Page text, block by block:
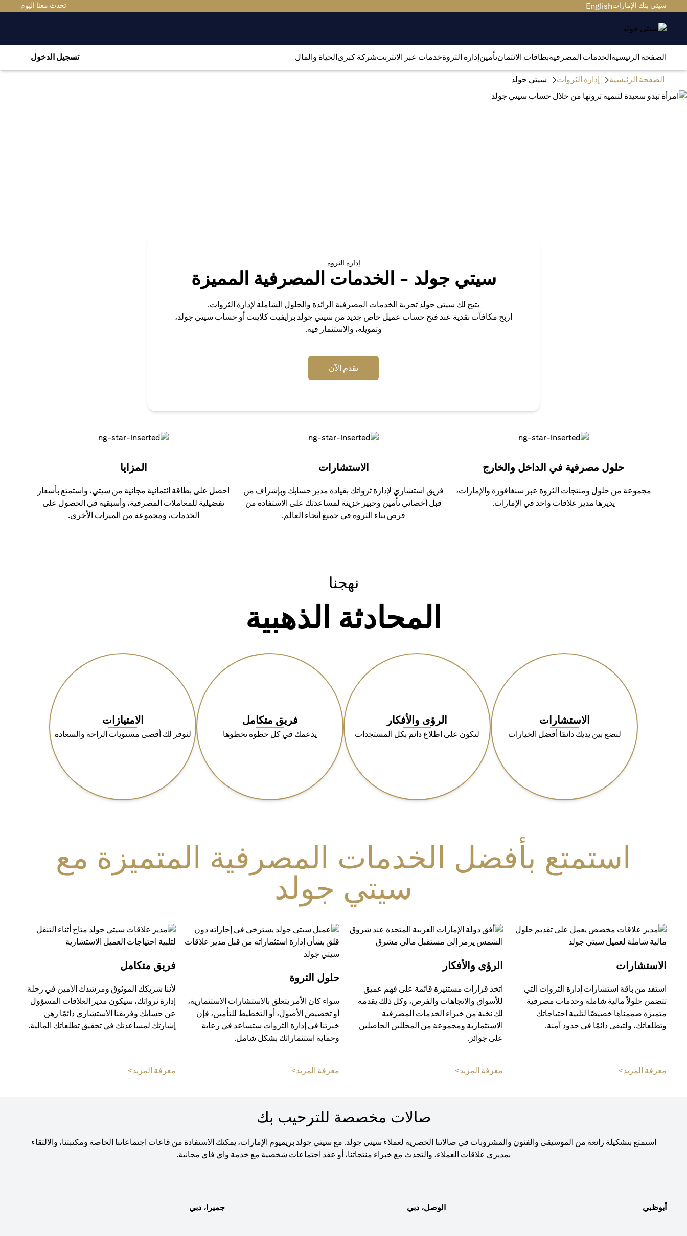
سيتي بنك الإماراتEnglish تحدث معنا اليوم
الصفحة الرئيسيةالخدمات المصرفيةبطاقات الائتمانتأمينإدارة الثروةخدمات عبر الانترنتشركة كبرىالحياة والمال تسجيل الدخول
الصفحة الرئيسية إدارة الثروات سيتي جولد
إدارة الثروة
سيتي جولد - الخدمات المصرفية المميزة
يتيح لك سيتي جولد تجربة الخدمات المصرفية الرائدة والحلول الشاملة لإدارة الثروات.
اربح مكافآت نقدية عند فتح حساب عميل خاص جديد من سيتي جولد برايفيت كلاينت أو حساب سيتي جولد،
وتمويله، والاستثمار فيه.
تقدم الآن
حلول مصرفية في الداخل والخارج
مجموعة من حلول ومنتجات الثروة عبر سنغافورة والإمارات،
يديرها مدير علاقات واحد في الإمارات.
الاستشارات
فريق استشاري لإدارة ثرواتك بقيادة مدير حسابك وبإشراف من
قبل أخصائي تأمين وخبير خزينة لمساعدتك على الاستفادة من
فرص بناء الثروة في جميع أنحاء العالم.
المزايا
احصل على بطاقة ائتمانية مجانية من سيتي، واستمتع بأسعار
تفضيلية للمعاملات المصرفية، وأسبقية في الحصول على
الخدمات، ومجموعة من الميزات الأخرى.
نهجنا
المحادثة الذهبية
الاستشارات
لنضع بين يديك دائمًا أفضل الخيارات
الرؤى والأفكار
لتكون على اطلاع دائم بكل المستجدات
فريق متكامل
يدعمك في كل خطوة تخطوها
الامتيازات
لنوفر لك أقصى مستويات الراحة والسعادة
استمتع بأفضل الخدمات المصرفية المتميزة مع
سيتي جولد
الاستشارات
استفد من باقة استشارات إدارة الثروات التي
تتضمن حلولاً مالية شاملة وخدمات مصرفية
متميزة صممناها خصيصًا لتلبية احتياجاتك
وتطلعاتك، ولتبقى دائمًا في حدود آمنة.
معرفة المزيد>
الرؤى والأفكار
اتخذ قرارات مستنيرة قائمة على فهم عميق
للأسواق والاتجاهات والفرص، وكل ذلك يقدمه
لك نخبة من خبراء الخدمات المصرفية
الاستثمارية ومجموعة من المحللين الحاصلين
على جوائز.
معرفة المزيد>
حلول الثروة
سواء كان الأمر يتعلق بالاستشارات الاستثمارية،
أو تخصيص الأصول، أو التخطيط للتأمين، فإن
خبرتنا في إدارة الثروات ستساعد في رعاية
وحماية استثماراتك بشكل شامل.
معرفة المزيد>
فريق متكامل
لأننا شريكك الموثوق ومرشدك الأمين في رحلة
إدارة ثرواتك، سيكون مدير العلاقات المسؤول
عن حسابك وفريقنا الاستشاري دائمًا رهن
إشارتك لمساعدتك في تحقيق تطلعاتك المالية.
معرفة المزيد>
صالات مخصصة للترحيب بك
استمتع بتشكيلة رائعة من الموسيقى والفنون والمشروبات في صالاتنا الحصرية لعملاء سيتي جولد. مع سيتي جولد بريميوم الإمارات، يمكنك الاستفادة من قاعات اجتماعاتنا الخاصة ومكتبتنا، والالتقاء
بمديري علاقات العملاء، والتحدث مع خبراء منتجاتنا، أو عقد اجتماعات شخصية مع خدمة واي فاي مجانية.
أبوظبي الوصل، دبي جميرا، دبي